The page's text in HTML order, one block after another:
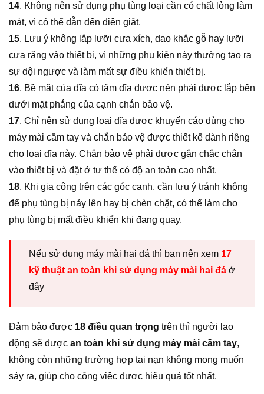
14. Không nên sử dụng phụ tùng loại cần có chất lỏng làm
mát, vì có thể dẫn đến điện giật.
15. Lưu ý không lắp lưỡi cưa xích, dao khắc gỗ hay lưỡi
cưa răng vào thiết bị, vì những phụ kiện này thường tạo ra
sự dội ngược và làm mất sự điều khiển thiết bị.
16. Bề mặt của đĩa có tâm đĩa được nén phải được lắp bên
dưới mặt phẳng của cạnh chắn bảo vệ.
17. Chỉ nên sử dụng loại đĩa được khuyến cáo dùng cho
máy mài cầm tay và chắn bảo vệ được thiết kế dành riêng
cho loại đĩa này. Chắn bảo vệ phải được gắn chắc chắn
vào thiết bị và đặt ở tư thế có độ an toàn cao nhất.
18. Khi gia công trên các góc cạnh, cần lưu ý tránh không
để phụ tùng bị nảy lên hay bị chèn chặt, có thể làm cho
phụ tùng bị mất điều khiển khi đang quay.
Nếu sử dụng máy mài hai đá thì bạn nên xem 17
kỹ thuật an toàn khi sử dụng máy mài hai đá ở
đây
Đảm bảo được 18 điều quan trọng trên thì người lao
động sẽ được an toàn khi sử dụng máy mài cầm tay,
không còn những trường hợp tai nạn không mong muốn
sảy ra, giúp cho công việc được hiệu quả tốt nhất.